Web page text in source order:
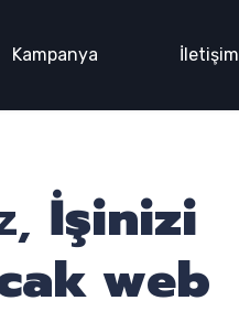
Kampanya İletişim
İşinizi
web